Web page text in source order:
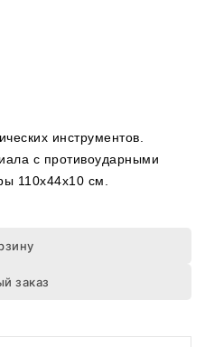
инструментов.
с противоударными
110x44x10 см.
заказ